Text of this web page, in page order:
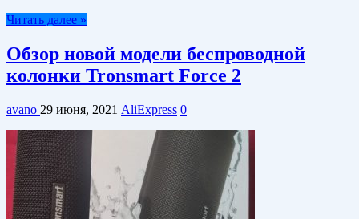
Читать далее »
Обзор новой модели беспроводной
колонки Tronsmart Force 2
avano 29 июня, 2021 AliExpress 0